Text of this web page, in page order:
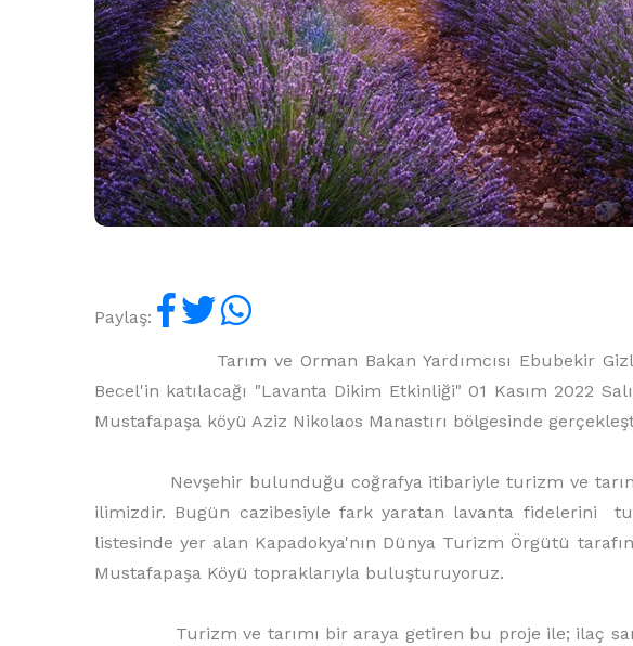
Paylaş:
Tarım ve Orman Bakan Yardımcısı Ebubekir
Becel'in katılacağı "Lavanta Dikim Etkinliği" 01 Kasım 2022
Mustafapaşa köyü Aziz Nikolaos Manastırı bölgesinde
Nevşehir bulunduğu coğrafya itibariyle turizm ve
ilimizdir. Bugün cazibesiyle fark yaratan lavanta fidelerini
listesinde yer alan Kapadokya'nın Dünya Turizm Örgütü
Mustafapaşa Köyü topraklarıyla buluşturuyoruz.
Turizm ve tarımı bir araya getiren bu proje ile; ilaç